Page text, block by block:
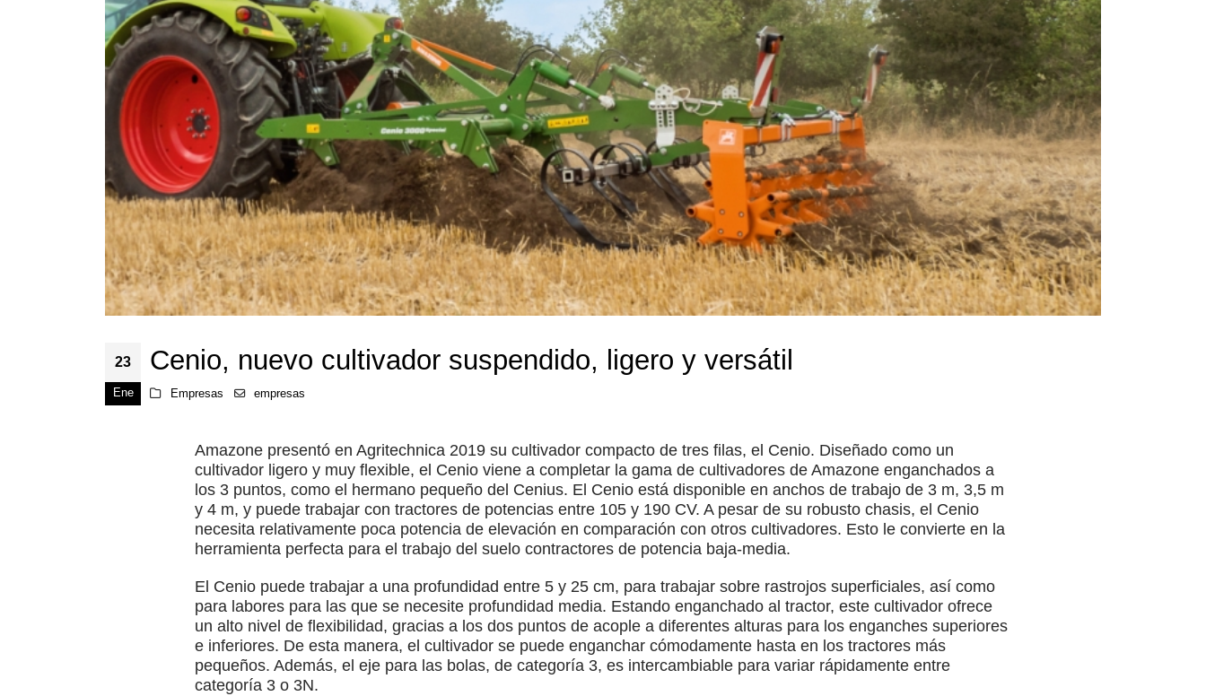
23
Ene
Cenio, nuevo cultivador suspendido, ligero y versátil
Empresas empresas
Amazone presentó en Agritechnica 2019 su cultivador compacto de tres filas, el Cenio. Diseñado como un
cultivador ligero y muy flexible, el Cenio viene a completar la gama de cultivadores de Amazone enganchados a
los 3 puntos, como el hermano pequeño del Cenius. El Cenio está disponible en anchos de trabajo de 3 m, 3,5 m
y 4 m, y puede trabajar con tractores de potencias entre 105 y 190 CV. A pesar de su robusto chasis, el Cenio
necesita relativamente poca potencia de elevación en comparación con otros cultivadores. Esto le convierte en la
herramienta perfecta para el trabajo del suelo contractores de potencia baja-media.
El Cenio puede trabajar a una profundidad entre 5 y 25 cm, para trabajar sobre rastrojos superficiales, así como
para labores para las que se necesite profundidad media. Estando enganchado al tractor, este cultivador ofrece
un alto nivel de flexibilidad, gracias a los dos puntos de acople a diferentes alturas para los enganches superiores
e inferiores. De esta manera, el cultivador se puede enganchar cómodamente hasta en los tractores más
pequeños. Además, el eje para las bolas, de categoría 3, es intercambiable para variar rápidamente entre
categoría 3 o 3N.